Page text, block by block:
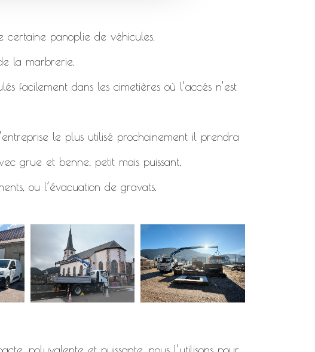
certaine panoplie de véhicules.
la marbrerie.
facilement dans les cimetières où l’accés n’est
le plus utilisé prochainement il prendra
grue et benne, petit mais puissant,
ou l’évacuation de gravats.
polyvalente et puissante, nous l’utilisons pour